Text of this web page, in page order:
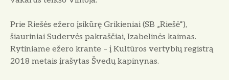
Prie Riešės ežero įsikūrę Grikieniai (SB „Riešė“),
šiauriniai Sudervės pakraščiai, Izabelinės kaimas.
Rytiniame ežero krante – į Kultūros vertybių registrą
2018 metais įrašytas Švedų kapinynas.